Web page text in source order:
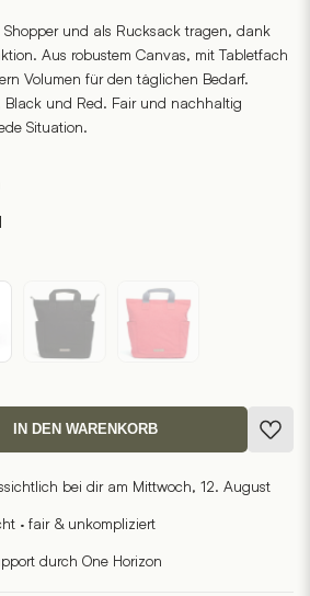
Shopper und als Rucksack tragen, dank
Aus robustem Canvas, mit Tabletfach
Volumen für den täglichen Bedarf.
Black und Red. Fair und nachhaltig
Situation.
IN DEN WARENKORB
bei dir am Mittwoch, 12. August
· fair & unkompliziert
durch One Horizon